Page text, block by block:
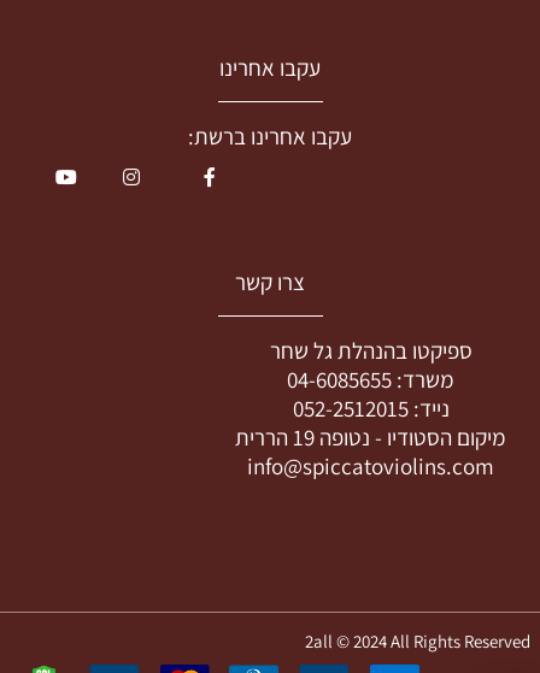
עקבו אחרינו
עקבו אחרינו ברשת:
צרו קשר
ספיקטו בהנהלת גל שחר
משרד: 04-6085655
נייד:052-2512015
מיקום הסטודיו - נטופה 19 הררית
info@spiccatoviolins.com
2all © 2024 All Rights Reserved